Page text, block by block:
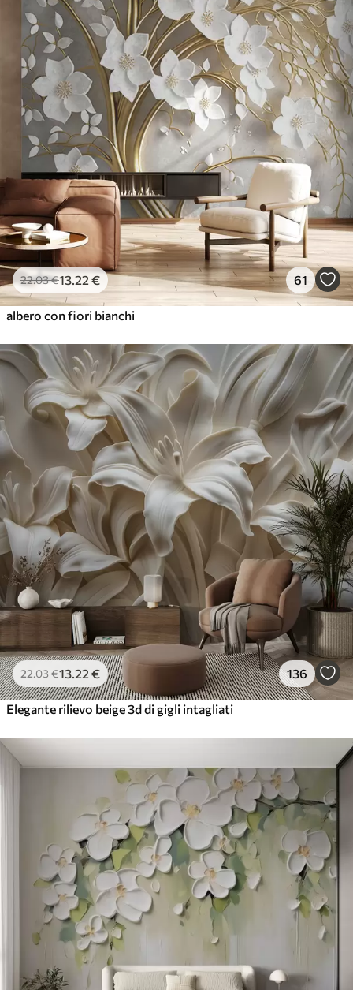
22.03€13 .22 € 61
albero con fiori bianchi
22.03€13 .22 € 136
Elegante rilievo beige 3d di gigli intagliati